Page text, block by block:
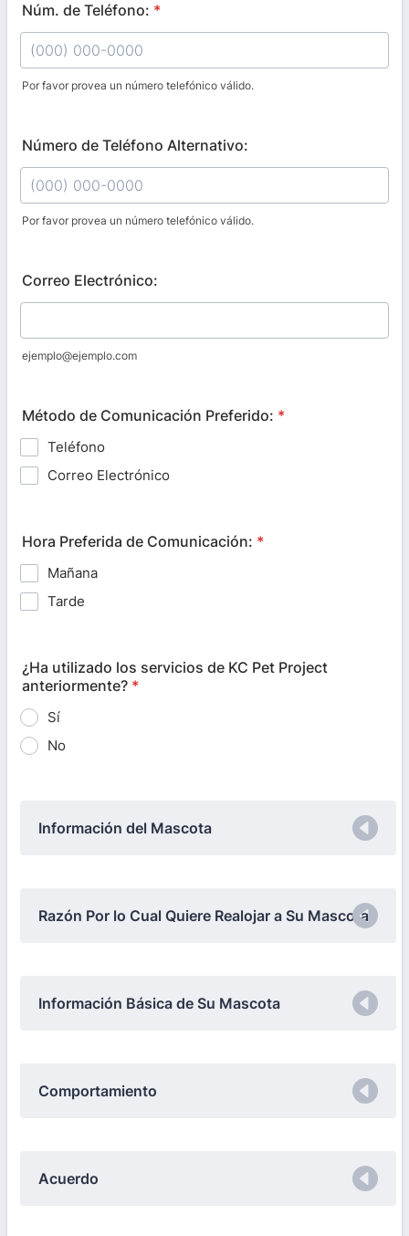
Núm. de Teléfono: *
Por favor provea un número telefónico válido.
Número de Teléfono Alternativo:
Por favor provea un número telefónico válido.
Correo Electrónico:
ejemplo@ejemplo.com
Método de Comunicación Preferido: *
Teléfono
Correo Electrónico
Hora Preferida de Comunicación: *
Mañana
Tarde
¿Ha utilizado los servicios de KC Pet Project
anteriormente? *
Sí
No
Información del Mascota
Razón Por lo Cual Quiere Realojar a Su Mascota
Información Básica de Su Mascota
Comportamiento
Acuerdo